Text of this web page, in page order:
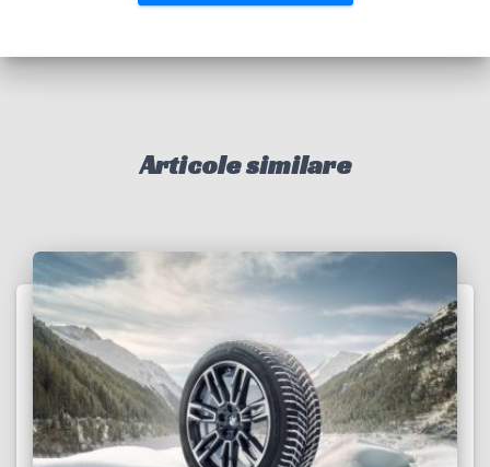
Articole similare